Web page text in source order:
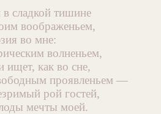
сладкой тишине
воображеньем,
во мне:
волненьем,
ищет, как во сне,
проявленьем —
рой гостей,
мечты моей.